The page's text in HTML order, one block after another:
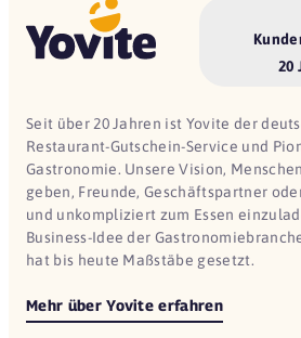
20
Seit über 20 Jahren ist Yovite der
Restaurant-Gutschein-Service und
Gastronomie. Unsere Vision,
geben, Freunde, Geschäftspartner
und unkompliziert zum Essen
Business-Idee der
hat bis heute Maßstäbe gesetzt.
Mehr über Yovite erfahren